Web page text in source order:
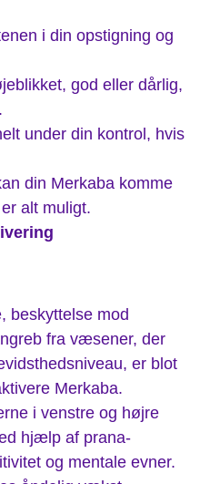
i din opstigning og
god eller dårlig,
under din kontrol, hvis
din Merkaba komme
alt muligt.
beskyttelse mod
fra væsener, der
er blot
Merkaba.
i venstre og højre
hjælp af prana-
og mentale evner.